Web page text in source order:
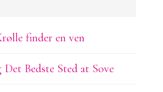
finder en ven
Bedste Sted at Sove